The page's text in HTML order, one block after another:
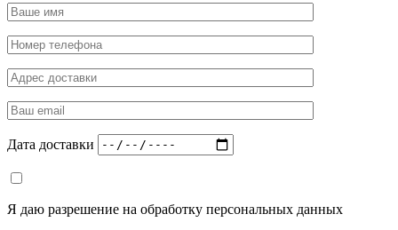
Дата доставки
Я даю разрешение на обработку персональных данных